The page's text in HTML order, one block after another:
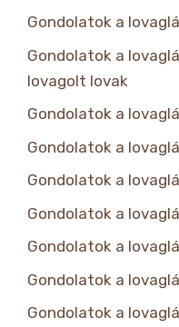
Gondolatok a
Gondolatok a
lovagolt lovak
Gondolatok a
Gondolatok a
Gondolatok a
Gondolatok a
Gondolatok a
Gondolatok a
Gondolatok a